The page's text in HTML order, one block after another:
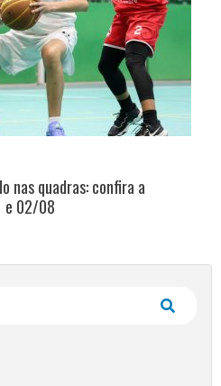
nas quadras: confira a
e 02/08